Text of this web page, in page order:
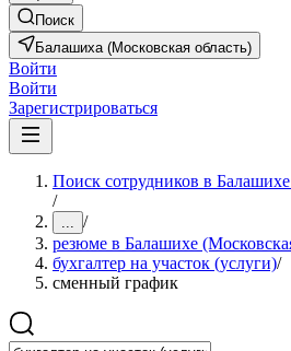
Поиск
Балашиха (Московская область)
Войти
Войти
Зарегистрироваться
Поиск сотрудников в
/
... /
резюме в Балашихе
бухгалтер на участок (услуги)/
сменный график